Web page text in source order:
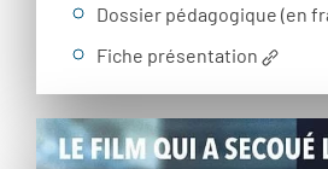
Dossier pédagogique (en
Fiche présentation